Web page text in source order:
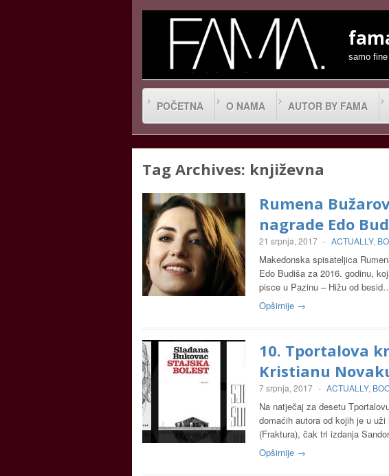
samo
POČETNA O NAMA AUTOR BY FAMA
Tag Archives: književna
Rumena
nagrade Edo
21 srpnja, 2017 - ACTUALLY,
Makedonska spisateljica
Edo Budiša za 2016. godinu,
pisce u Pazinu – Hižu od
Opširnije →
10. Tportalova
Kristianu
7 srpnja, 2017 - ACTUALLY,
Na natječaj za desetu
domaćih autora od kojih je u uži
(Fraktura), čak tri izdanja
Opširnije →